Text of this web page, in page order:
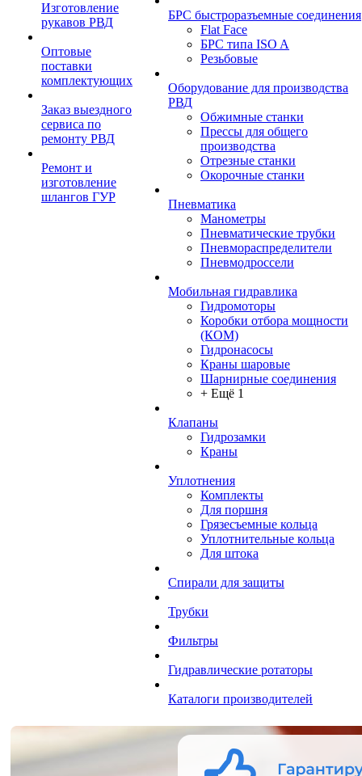
Изготовление
рукавов РВД
Оптовые
поставки
комплектующих
Заказ выездного
сервиса по
ремонту РВД
Ремонт и
изготовление
шлангов ГУР
БРС быстроразъемные соединения
Flat Face
БРС типа ISO A
Резьбовые
Оборудование для производства
РВД
Обжимные станки
Прессы для общего
производства
Отрезные станки
Окорочные станки
Пневматика
Манометры
Пневматические трубки
Пневмораспределители
Пневмодроссели
Мобильная гидравлика
Гидромоторы
Коробки отбора мощности
(КОМ)
Гидронасосы
Краны шаровые
Шарнирные соединения
+ Ещё 1
Клапаны
Гидрозамки
Краны
Уплотнения
Комплекты
Для поршня
Грязесъемные кольца
Уплотнительные кольца
Для штока
Спирали для защиты
Трубки
Фильтры
Гидравлические ротаторы
Каталоги производителей